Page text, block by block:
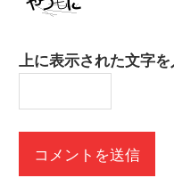
上に表示された文字